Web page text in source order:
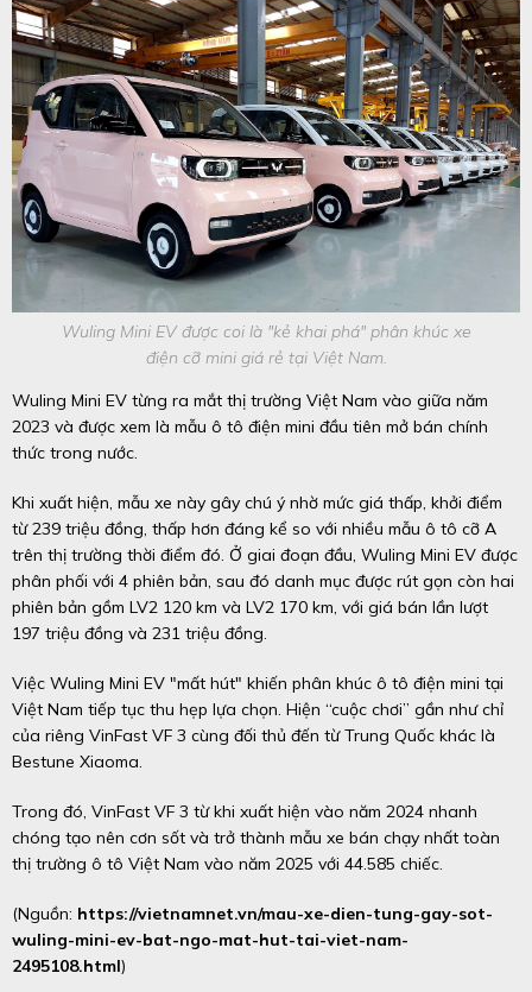
Wuling Mini EV được coi là "kẻ khai phá" phân khúc xe
điện cỡ mini giá rẻ tại Việt Nam.
Wuling Mini EV từng ra mắt thị trường Việt Nam vào giữa năm
2023 và được xem là mẫu ô tô điện mini đầu tiên mở bán chính
thức trong nước.
Khi xuất hiện, mẫu xe này gây chú ý nhờ mức giá thấp, khởi điểm
từ 239 triệu đồng, thấp hơn đáng kể so với nhiều mẫu ô tô cỡ A
trên thị trường thời điểm đó. Ở giai đoạn đầu, Wuling Mini EV được
phân phối với 4 phiên bản, sau đó danh mục được rút gọn còn hai
phiên bản gồm LV2 120 km và LV2 170 km, với giá bán lần lượt
197 triệu đồng và 231 triệu đồng.
Việc Wuling Mini EV "mất hút" khiến phân khúc ô tô điện mini tại
Việt Nam tiếp tục thu hẹp lựa chọn. Hiện “cuộc chơi” gần như chỉ
của riêng VinFast VF 3 cùng đối thủ đến từ Trung Quốc khác là
Bestune Xiaoma.
Trong đó, VinFast VF 3 từ khi xuất hiện vào năm 2024 nhanh
chóng tạo nên cơn sốt và trở thành mẫu xe bán chạy nhất toàn
thị trường ô tô Việt Nam vào năm 2025 với 44.585 chiếc.
(Nguồn: https://vietnamnet.vn/mau-xe-dien-tung-gay-sot-
wuling-mini-ev-bat-ngo-mat-hut-tai-viet-nam-
2495108.html)